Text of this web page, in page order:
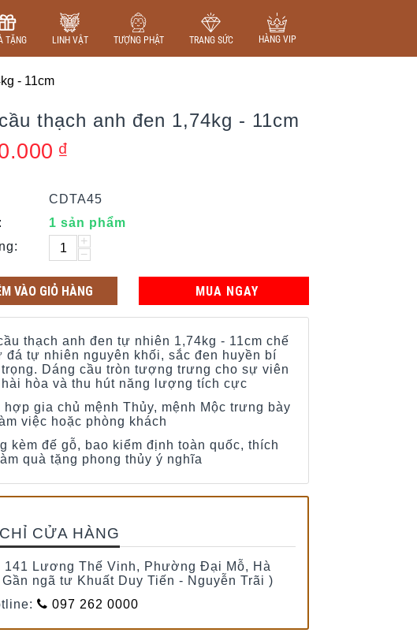
TẶNG LINH VẬT TƯỢNG PHẬT TRANG SỨC HÀNG VIP
- 11cm
thạch anh đen 1,74kg - 11cm
₫
CDTA45
1 sản phẩm
+
−
VÀO GIỎ HÀNG MUA NGAY
thạch anh đen tự nhiên 1,74kg - 11cm chế
đá tự nhiên nguyên khối, sắc đen huyền bí
Dáng cầu tròn tượng trưng cho sự viên
hài hòa và thu hút năng lượng tích cực
hợp gia chủ mệnh Thủy, mệnh Mộc trưng bày
việc hoặc phòng khách
kèm đế gỗ, bao kiểm định toàn quốc, thích
quà tặng phong thủy ý nghĩa
CỬA HÀNG
141 Lương Thế Vinh, Phường Đại Mỗ, Hà
Gần ngã tư Khuất Duy Tiến - Nguyễn Trãi )
097 262 0000